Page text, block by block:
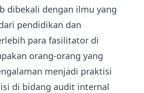
dibekali dengan ilmu yang
pendidikan dan
para fasilitator di
orang-orang yang
menjadi praktisi
di bidang audit internal